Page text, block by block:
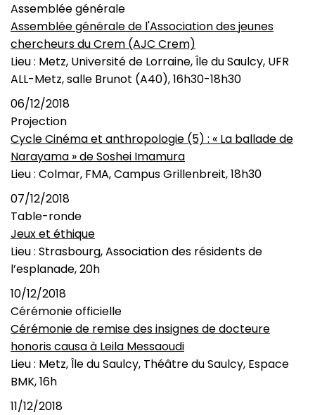
Assemblée générale
Assemblée générale de l'Association des jeunes
chercheurs du Crem (AJC Crem)
Lieu : Metz, Université de Lorraine, Île du Saulcy, UFR
ALL-Metz, salle Brunot (A40), 16h30-18h30
06/12/2018
Projection
Cycle Cinéma et anthropologie (5) : « La ballade de
Narayama » de Soshei Imamura
Lieu : Colmar, FMA, Campus Grillenbreit, 18h30
07/12/2018
Table-ronde
Jeux et éthique
Lieu : Strasbourg, Association des résidents de
l’esplanade, 20h
10/12/2018
Cérémonie officielle
Cérémonie de remise des insignes de docteure
honoris causa à Leila Messaoudi
Lieu : Metz, Île du Saulcy, Théâtre du Saulcy, Espace
BMK, 16h
11/12/2018